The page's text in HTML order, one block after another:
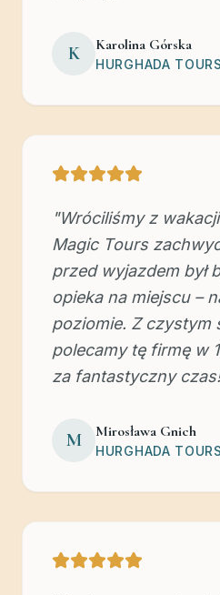
K Karolina Górska
HURGHADA TOURS
"Wróciliśmy z
Magic Tours
przed wyjazdem był
opieka na miejscu –
poziomie. Z czystym
polecamy tę firmę w
za fantastyczny czas!
M Mirosława Gnich
HURGHADA TOURS